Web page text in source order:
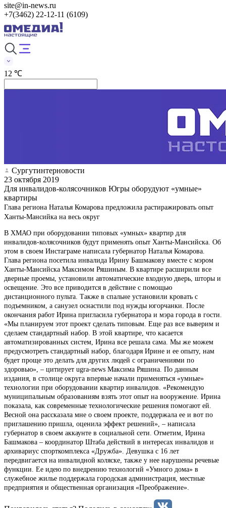
site@in-news.ru
+7(3462) 22-12-11 (6109)
12 ℃
Сургутинтерновости
23 октября 2019
Для инвалидов-колясочников Югры оборудуют «умные»
квартиры
Глава региона Наталья Комарова предложила растиражировать опыт
Ханты-Мансийка на весь округ
В ХМАО при оборудовании типовых «умных» квартир для
инвалидов-колясочников будут применять опыт Ханты-Мансийска. Об
этом в своем Инстаграме написала губернатор Наталья Комарова.
Глава региона посетила инвалида Ирину Башмакову вместе с мэром
Ханты-Мансийска Максимом Ряшиным. В квартире расширили все
дверные проемы, установили автоматические входную дверь, шторы и
освещение. Это все приводится в действие с помощью
дистанционного пульта. Также в спальне установили кровать с
подъемником, а санузел оснастили под нужды югорчанки. После
окончания работ Ирина пригласила губернатора и мэра города в гости.
«Мы планируем этот проект сделать типовым. Еще раз все выверим и
сделаем стандартный набор. В этой квартире, что касается
автоматизированных систем, Ирина все решала сама. Мы же можем
предусмотреть стандартный набор, благодаря Ирине и ее опыту, нам
будет проще это делать для других людей с ограничениями по
здоровью», – цитирует ugra-news Максима Ряшина. По данным
издания, в столице округа впервые начали применяться «умные»
технологии при оборудовании квартир инвалидов. «Рекомендую
муниципальным образованиям взять этот опыт на вооружение. Ирина
показала, как современные технологические решения помогают ей.
Весной она рассказала мне о своем проекте, поддержала ее и вот по
приглашению пришла, оценила эффект решений», – написала
губернатор в своем аккаунте в социальной сети. Отметим, Ирина
Башмакова – координатор Штаба действий в интересах инвалидов и
архивариус спорткомплекса «Дружба». Девушка с 16 лет
передвигается на инвалидной коляске, также у нее нарушены речевые
функции. Ее идею по внедрению технологий «Умного дома» в
служебное жилье поддержала городская администрация, местные
предприятия и общественная организация «Преображение».